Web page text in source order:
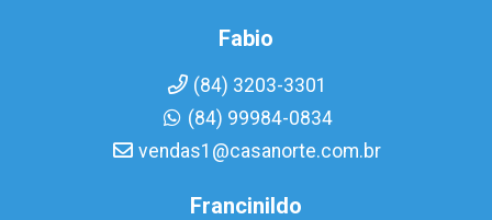
Fabio
(84) 3203-3301
(84) 99984-0834
vendas1@casanorte.com.br
Francinildo